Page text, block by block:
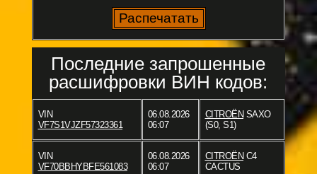
Последние запрошенные
расшифровки ВИН кодов:
VIN
VF7S1VJZF57323361
06.08.2026
06:07
CITROËN SAXO
(S0, S1)
VIN
VF70BBHYBFE561083
06.08.2026
06:07
CITROËN C4
CACTUS